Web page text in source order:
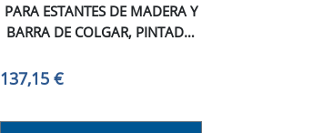
PARA ESTANTES DE MADERA Y
BARRA DE COLGAR, PINTADO
ZAMAK Y PLÁSTICO, 1 KIT
137,15 €